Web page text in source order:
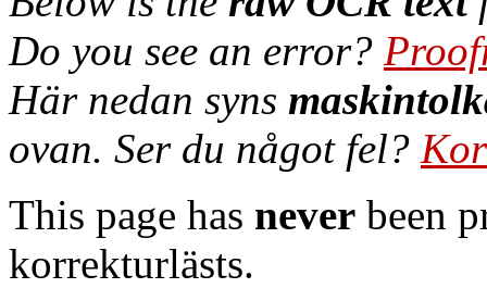
Do you see an error?
Här nedan syns
ovan. Ser du något fel?
This page has never been
korrekturlästs.